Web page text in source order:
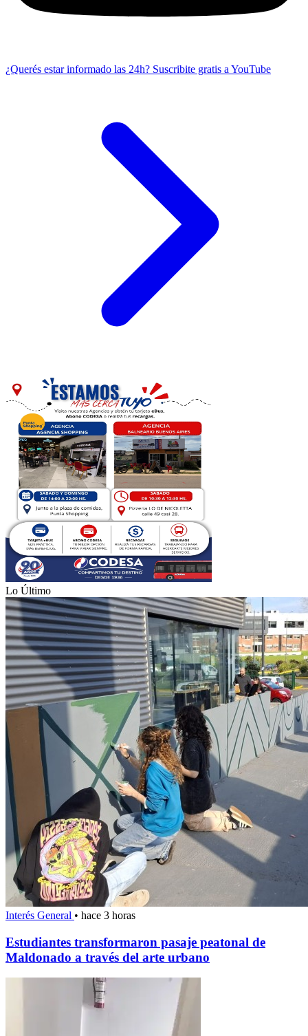
¿Querés estar informado las 24h? Suscribite gratis a YouTube
Lo Último
Interés General • hace 3 horas
Estudiantes transformaron pasaje peatonal de
Maldonado a través del arte urbano